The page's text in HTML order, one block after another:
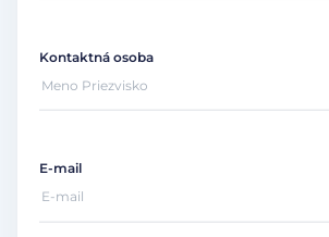
Kontaktná osoba
E-mail